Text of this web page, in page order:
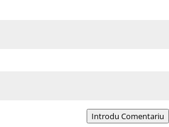
Introdu Comentariu